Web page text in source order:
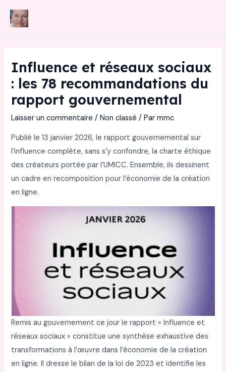
Influence et réseaux sociaux
: les 78 recommandations du
rapport gouvernemental
Laisser un commentaire /Non classé / Parmmc
Publié le 13 janvier 2026, le rapport gouvernemental sur
l’influence complète, sans s’y confondre, la charte éthique
des créateurs portée par l’UMICC. Ensemble, ils dessinent
un cadre en recomposition pour l’économie de la création
en ligne.
Remis au gouvernement ce jour le rapport « Influence et
réseaux sociaux » constitue une synthèse exhaustive des
transformations à l’œuvre dans l’économie de la création
en ligne. Il dresse le bilan de la loi de 2023 et identifie les